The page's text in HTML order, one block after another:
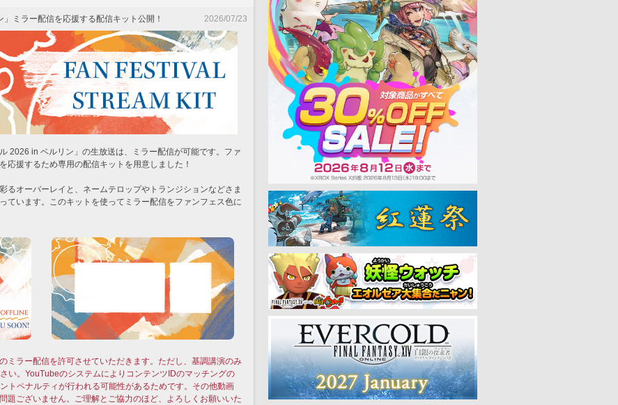
ミラー配信を応援する配信キット公開！ 2026/07/23
2026 in ベルリン」の生放送は、ミラー配信が可能です。ファ
応援するため専用の配信キットを用意しました！
るオーバーレイと、ネームテロップやトランジションなどさま
ています。このキットを使ってミラー配信をファンフェス色に
ミラー配信を許可させていただきます。ただし、基調講演のみ
い。YouTubeのシステムによりコンテンツIDのマッチングの
トペナルティが行われる可能性があるためです。その他動画
題ございません。ご理解とご協力のほど、よろしくお願いいた